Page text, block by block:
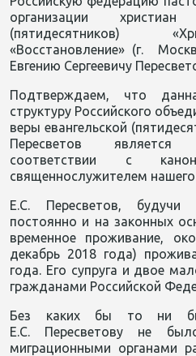
организации
(пятидесятников)
«Восстановление» (г.
Евгению Сергеевичу
Подтверждаем, что
структуру Российского
веры евангельской
Пересветов
соответствии с
священнослужителем
Е.С. Пересветов, будучи
постоянно и на законных
временное проживание,
декабрь 2018 года)
года. Его супруга и двое
гражданами Российской
Без каких бы то ни
Е.С. Пересветову не
миграционными органами